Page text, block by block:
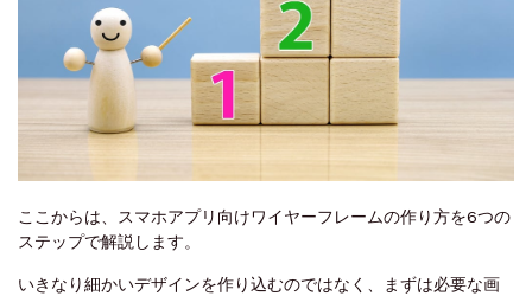
ここからは、スマホアプリ向けワイヤーフレームの作り方を6つの
ステップで解説します。
いきなり細かいデザインを作り込むのではなく、まずは必要な画